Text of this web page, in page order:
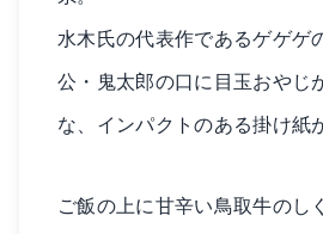
水木氏の代表作であるゲゲゲ
公・鬼太郎の口に目玉おやじ
な、インパクトのある掛け紙
ご飯の上に甘辛い鳥取牛のし